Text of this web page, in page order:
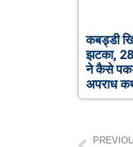
कबड्डी
झटका, 28
ने कैसे
अपराध